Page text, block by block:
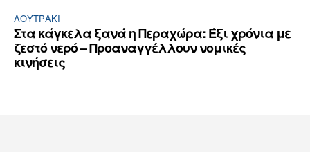
ΛΟΥΤΡΆΚΙ
Στα κάγκελα ξανά η Περαχώρα: Έξι χρόνια με
ζεστό νερό – Προαναγγέλλουν νομικές
κινήσεις